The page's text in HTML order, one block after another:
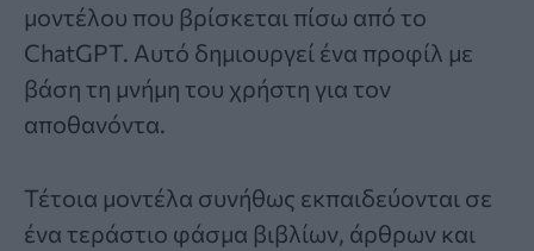
μοντέλου που βρίσκεται πίσω από το
ChatGPT. Αυτό δημιουργεί ένα προφίλ με
βάση τη μνήμη του χρήστη για τον
αποθανόντα.
Τέτοια μοντέλα συνήθως εκπαιδεύονται σε
ένα τεράστιο φάσμα βιβλίων, άρθρων και